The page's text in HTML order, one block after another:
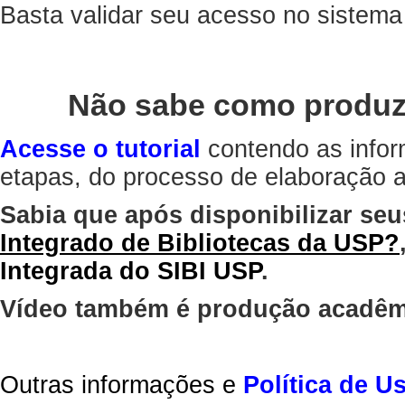
Basta validar seu acesso no
Não sabe como
Acesse o tutorial contendo as
etapas, do processo de elaboração
Sabia que após disponibilizar
Integrado de Bibliotecas da USP?
Integrada do SIBI USP.
Vídeo também é produção
Outras informações e Política de